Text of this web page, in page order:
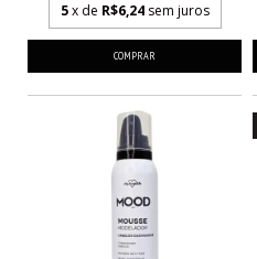
5 x de R$6,24 sem juros